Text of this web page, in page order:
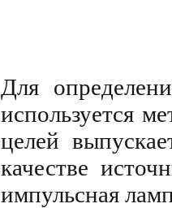
Для
используется
целей
качестве
импульсная